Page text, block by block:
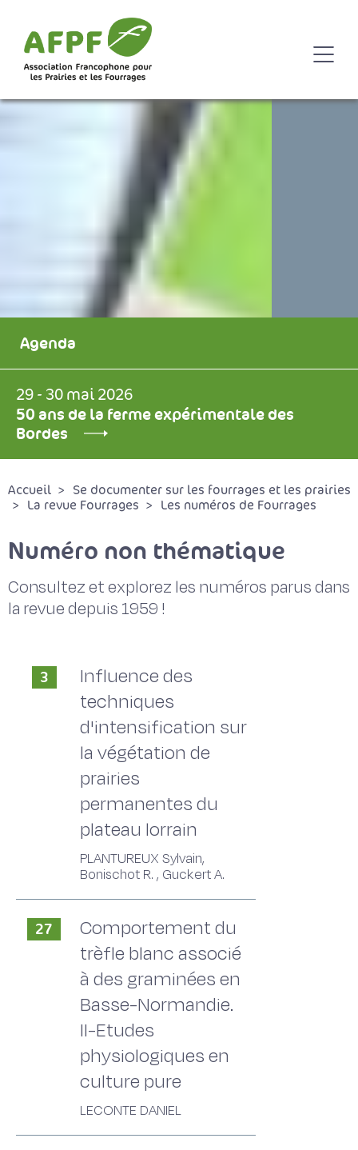
Agenda
29 - 30 mai 2026
50 ans de la ferme expérimentale des
Bordes
Accueil
Se documenter sur les fourrages et les prairies
La revue Fourrages
Les numéros de Fourrages
Numéro non thématique
Consultez et explorez les numéros parus dans
la revue depuis 1959 !
3
Influence des
techniques
d'intensification sur
la végétation de
prairies
permanentes du
plateau lorrain
PLANTUREUX Sylvain,
Bonischot R. , Guckert A.
27
Comportement du
trèfle blanc associé
à des graminées en
Basse-Normandie.
II-Etudes
physiologiques en
culture pure
LECONTE DANIEL